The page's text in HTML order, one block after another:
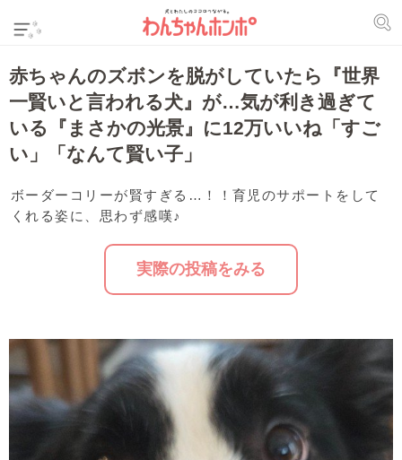
赤ちゃんのズボンを脱がしていたら『世界
一賢いと言われる犬』が…気が利き過ぎて
いる『まさかの光景』に12万いいね「すご
い」「なんて賢い子」
ボーダーコリーが賢すぎる…！！育児のサポートをして
くれる姿に、思わず感嘆♪
実際の投稿をみる